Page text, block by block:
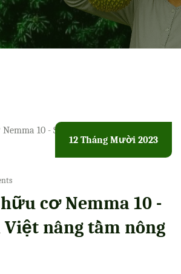
12 Tháng Mười 2023
cơ Nemma 10 -
Việt nâng tầm nông